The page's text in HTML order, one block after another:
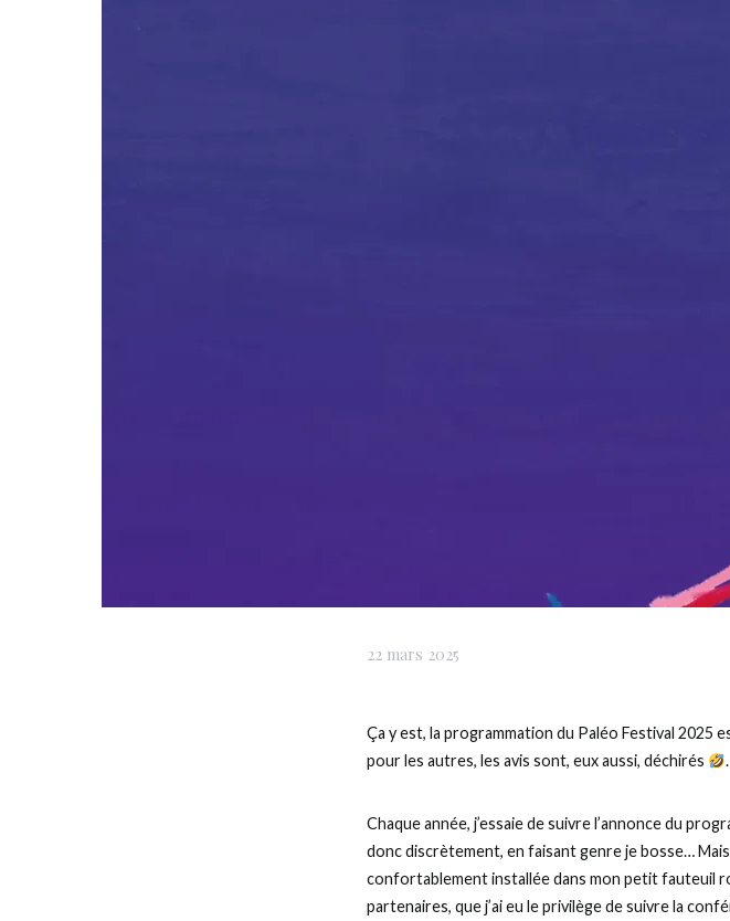
22 mars 2025
Ça y est, la programmation du Paléo Festival 2025
pour les autres, les avis sont, eux aussi, déchirés
.
Chaque année, j’essaie de suivre l’annonce du
donc discrètement, en faisant genre je bosse… Mais
confortablement installée dans mon petit fauteuil
partenaires, que j’ai eu le privilège de suivre la